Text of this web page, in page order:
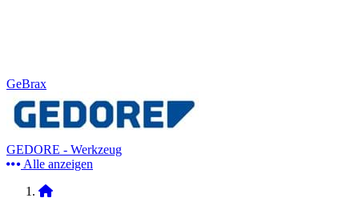
GeBrax
GEDORE - Werkzeug
Alle anzeigen